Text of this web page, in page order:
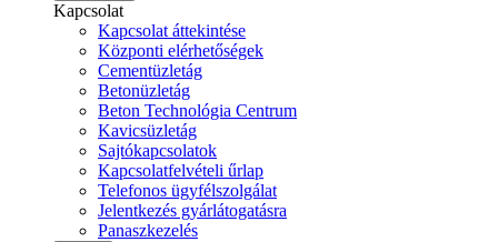
Kapcsolat
Kapcsolat áttekintése
Központi elérhetőségek
Cementüzletág
Betonüzletág
Beton Technológia Centrum
Kavicsüzletág
Sajtókapcsolatok
Kapcsolatfelvételi űrlap
Telefonos ügyfélszolgálat
Jelentkezés gyárlátogatásra
Panaszkezelés